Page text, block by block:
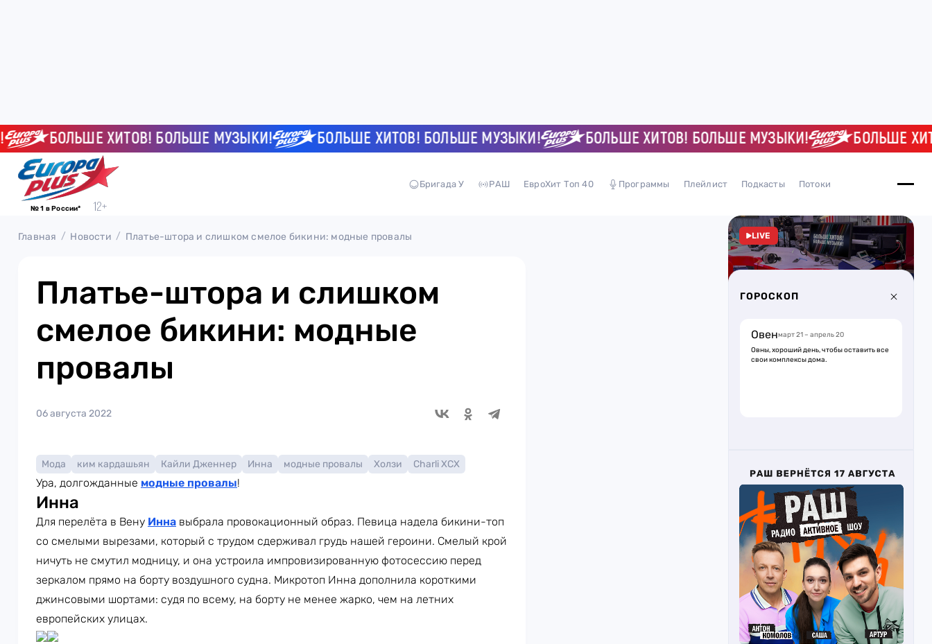
БОЛЬШЕ ХИТОВ! БОЛЬШЕ МУЗЫКИ! БОЛЬШЕ ХИТОВ! БОЛЬШЕ МУЗЫКИ! БОЛЬШЕ ХИТОВ! БОЛЬШЕ МУЗЫКИ! БОЛЬШЕ
№ 1 в России*
Бригада У РАШ ЕвроХит Топ 40 Программы Плейлист Подкасты Потоки
Главная Новости Платье-штора и слишком смелое бикини: модные провалы
Платье-штора и слишком
смелое бикини: модные
провалы
06 августа 2022
Мода ким кардашьян Кайли Дженнер Инна модные провалы Холзи Charli XCX
Ура, долгожданные модные провалы!
Инна
Для перелёта в Вену Инна выбрала провокационный образ. Певица надела бикини-топ
со смелыми вырезами, который с трудом сдерживал грудь нашей героини. Смелый крой
ничуть не смутил модницу, и она устроила импровизированную фотосессию перед
зеркалом прямо на борту воздушного судна. Микротоп Инна дополнила короткими
джинсовыми шортами: судя по всему, на борту не менее жарко, чем на летних
европейских улицах.
LIVE
ГОРОСКОП
Овенмарт 21 – апрель 20
Овны, хороший день, чтобы оставить все
свои комплексы дома.